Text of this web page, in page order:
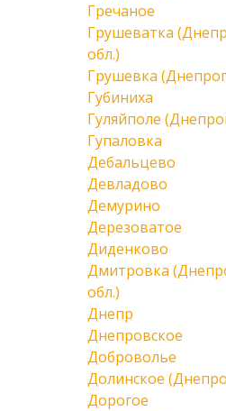
Гречаное
Грушеватка
обл.)
Грушевка
Губиниха
Гуляйполе
Гупаловка
Дебальцево
Девладово
Демурино
Дерезоватое
Диденково
Дмитровка
обл.)
Днепр
Днепровское
Доброволье
Долинское
Дорогое